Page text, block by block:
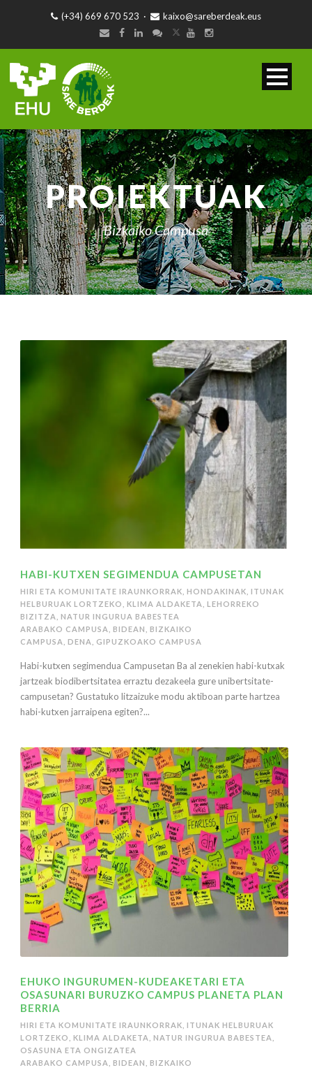
(+34) 669 670 523 · kaixo@sareberdeak.eus
PROIEKTUAK
Bizkaiko Campusa
HABI-KUTXEN SEGIMENDUA CAMPUSETAN
HIRI ETA KOMUNITATE IRAUNKORRAK HONDAKINAK ITUNAK
HELBURUAK LORTZEKO
KLIMA ALDAKETA
LEHORREKO
BIZITZA
NATUR INGURUA BABESTEA
ARABAKO CAMPUSA
BIDEAN
BIZKAIKO
CAMPUSA
DENA GIPUZKOAKO CAMPUSA
Habi-kutxen segimendua Campusetan Ba al zenekien habi-kutxak
jartzeak biodibertsitatea erraztu dezakeela gure unibertsitate-
campusetan? Gustatuko litzaizuke modu aktiboan parte hartzea
habi-kutxen jarraipena egiten?...
EHUKO INGURUMEN-KUDEAKETARI ETA
OSASUNARI BURUZKO CAMPUS PLANETA PLAN
BERRIA
HIRI ETA KOMUNITATE IRAUNKORRAK ITUNAK HELBURUAK
LORTZEKO
KLIMA ALDAKETA NATUR INGURUA BABESTEA
OSASUNA ETA ONGIZATEA
ARABAKO CAMPUSA
BIDEAN
BIZKAIKO